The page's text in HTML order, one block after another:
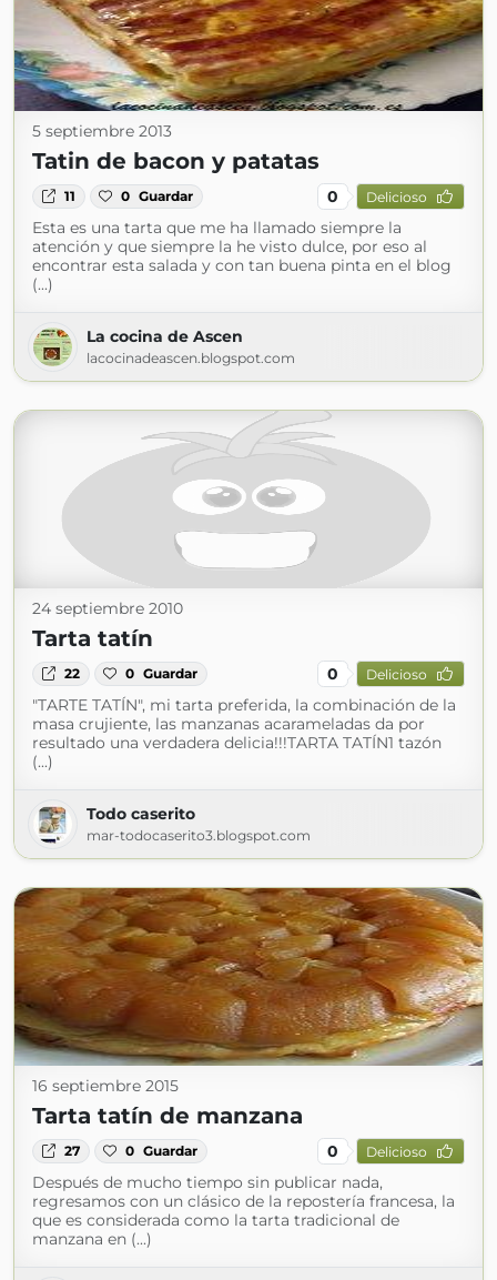
5 septiembre 2013
Tatin de bacon y patatas
11 0 Guardar 0 Delicioso
Esta es una tarta que me ha llamado siempre la
atención y que siempre la he visto dulce, por eso al
encontrar esta salada y con tan buena pinta en el blog
(...)
La cocina de Ascen
lacocinadeascen.blogspot.com
24 septiembre 2010
Tarta tatín
22 0 Guardar 0 Delicioso
"TARTE TATÍN", mi tarta preferida, la combinación de la
masa crujiente, las manzanas acarameladas da por
resultado una verdadera delicia!!!TARTA TATÍN1 tazón
(...)
Todo caserito
mar-todocaserito3.blogspot.com
16 septiembre 2015
Tarta tatín de manzana
27 0 Guardar 0 Delicioso
Después de mucho tiempo sin publicar nada,
regresamos con un clásico de la repostería francesa, la
que es considerada como la tarta tradicional de
manzana en (...)